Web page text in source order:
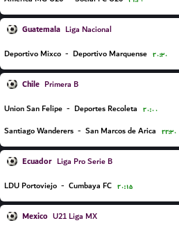
Guatemala Liga Nacional
Deportivo Mixco - Deportivo Marquense ۲۰:۳۰
Chile Primera B
Union San Felipe - Deportes Recoleta ۲۰:۰۰
Santiago Wanderers - San Marcos de Arica ۲۲:۳۰
Ecuador Liga Pro Serie B
LDU Portoviejo - Cumbaya FC ۲۰:۱۵
Mexico U21 Liga MX